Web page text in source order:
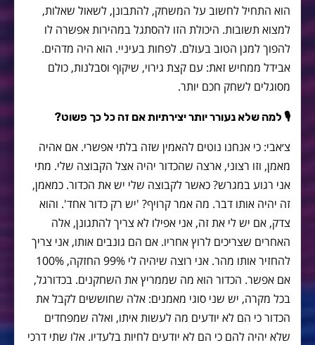
הוא התחיל לחשוב על המשחק, להתבונן, לשאול שאלות,
למצוא תשובות. היכולת הזו להסתגל במהירות אפשרה לו
להפוך למגן הטוב בעולם. לפחות בעיניי. הוא היה מדהים.
אבידל ממחיש זאת: עם קצת גירוי, שיקוף וסבלנות, כולם
מסוגלים לשחק חכם יותר.
🎙 למה שלא נעורר יותר יצירתיות אם זה כל כך פשוט?
צ׳אבי: כי אנחנו נוטים להאמין שזה בלתי אפשרי. אם אהיה
מאמן, וזו רצוני, ארצה שהכדור יהיה אצל הקבוצה שלי. מתי
אני רגוע במגרש? כאשר לקבוצה שלי יש את הכדור. כמאמן,
זה יהיה אותו דבר. מה אמר קרויף? 'יש רק כדור אחד'. והוא
צדק, אם יש לי את זה, אני אפילו לא צריך להתגונן, אלה
האחרים שצריכים לרוץ אחריו. אם הם גונבים אותו, אני צריך
להחזיר אותו מהר. אני רוצה שיהיה לי 99% החזקה, 100%
אם אפשר. הכדור הוא מה שממריץ את השחקנים. בכדורגל,
בכל מקרה, יש שני סוגי מאמנים: אלה שחוששים לקבל את
הכדור כי הם לא יודעים מה לעשות איתו, ואלה שמפחדים
שלא יהיה להם כי הם לא יודעים לחיות בלעדיו. אלו שתי דרכי